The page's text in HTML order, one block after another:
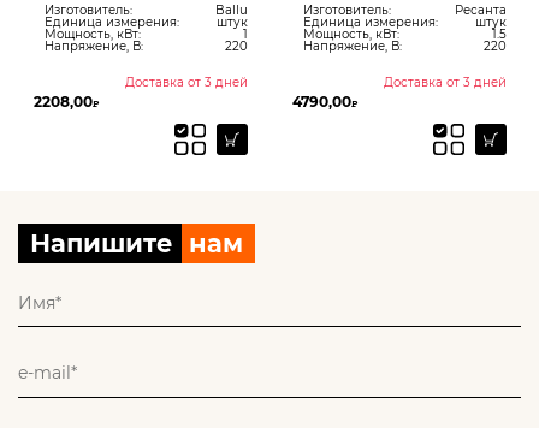
Изготовитель: Ballu
Единица измерения: штук
Мощность, кВт: 1
Напряжение, В: 220
Доставка от 3 дней
2208,00₽
Изготовитель: Ресанта
Единица измерения: штук
Мощность, кВт: 1.5
Напряжение, В: 220
Доставка от 3 дней
4790,00₽
Напишите нам